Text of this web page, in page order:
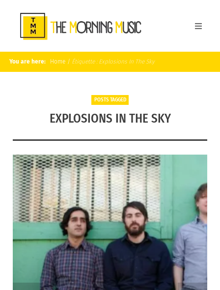
You are here: Home / Étiquette : Explosions In The Sky
POSTS TAGGED
EXPLOSIONS IN THE SKY